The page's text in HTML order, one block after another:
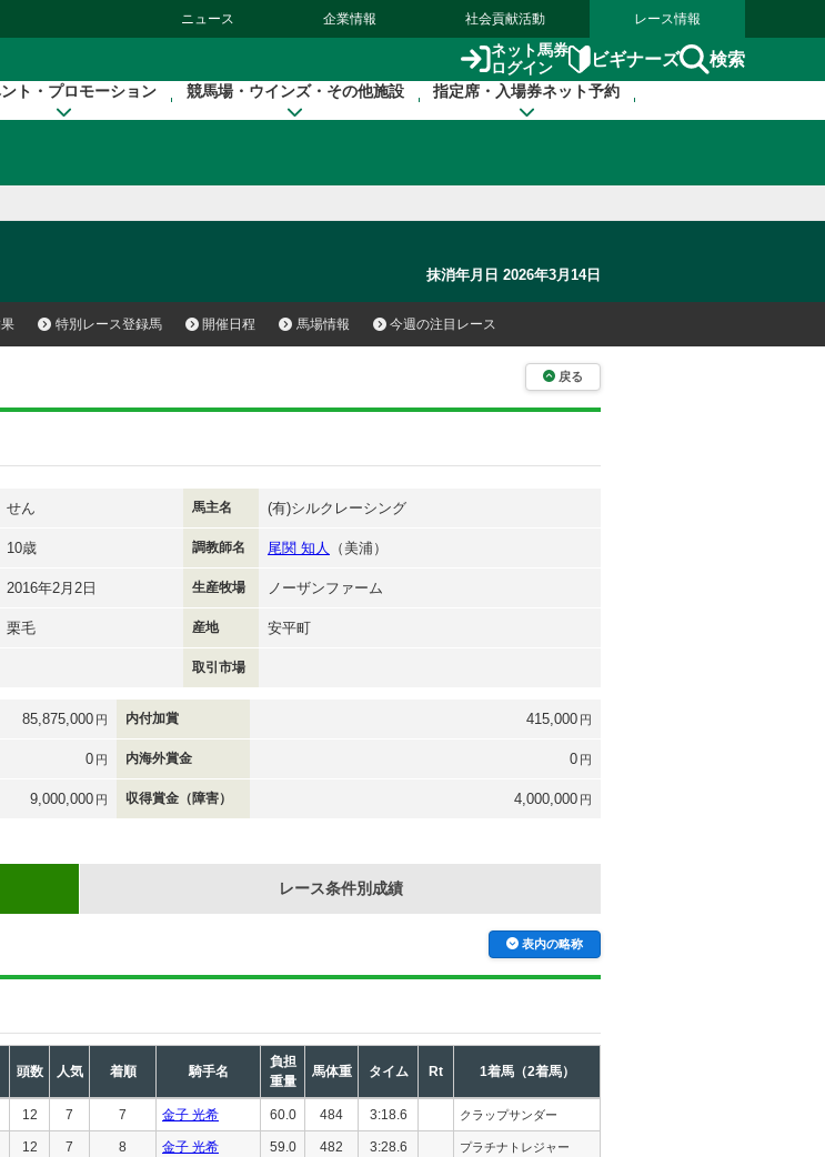
ニュース 企業情報 社会貢献活動 レース情報
ネット馬券
ログイン
ビギナーズ 検索
ト・プロモーション 競馬場・ウインズ・その他施設 指定席・入場券ネット予約
抹消年月日 2026年3月14日
特別レース登録馬 開催日程 馬場情報 今週の注目レース
戻る
せん 馬主名 (有)シルクレーシング
10歳 調教師名 尾関 知人 （美浦）
2016年2月2日 生産牧場 ノーザンファーム
栗毛 産地 安平町
取引市場
85,875,000 円 内付加賞 415,000 円
0 円 内海外賞金 0 円
9,000,000 円 収得賞金（障害） 4,000,000 円
レース条件別成績
表内の略称
頭数 人気 着順 騎手名
負担
重量
馬体重 タイム Rt 1着馬（2着馬）
12 7 7 金子 光希 60.0 484 3:18.6 クラップサンダー
12 7 8 金子 光希 59.0 482 3:28.6 プラチナトレジャー